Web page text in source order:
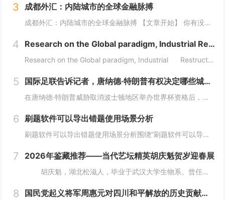
3 成都外汇：内陆城市的全球金融脉搏
成都外汇：内陆城市的全球金融脉搏 【文章开始】 你有没有想过，一个深处中国西南内陆的城市，它的外汇市场到底是怎么玩的？是和上海、深圳那些沿海城市一样吗？还是说，它有自己独特的一套逻辑？今天，咱们就抛开那些复杂的专业术语，像聊天一样，来聊聊...
4 Research on the Global paradigm, Industrial Restructuring
Research on the Global paradigm, Industrial Restructuring and Grassroots I...
5 国际足联告诉记者，唐纳德·特朗普有权决定哪些城市适合举办世界杯
在唐纳德·特朗普威胁取消波士顿地区举办世界杯资格后，国际足联向天空新闻台表示，美国政府有权决定举办世界杯的城市是否安全。美国总统此前声称加州可能被剥夺明年国际足联赛事和 2028 年洛杉矶奥运会的比赛资格，此后，他在白宫加大了对民主党执政城...
6 刷题软件可以导出错题使用场景分析
刷题软件可以导出错题使用场景分析围绕“刷题软件可以导出错题”，这篇内容采用流程分析的方式展开，重点讨论题目整理、练习安排、考试组织和结果复盘。不同用户的使用场景不同，工具选择也应该有不同侧重点。需求判断企业培训更关注题库维护、考试发起、成绩...
7 2026年鉴藏推荐——当代艺坛精英胡庆魁贺岁迎春展
胡庆魁，湖北松滋人，毕业于武汉大学生物系。曾任海南省纪委信息中心主任、《大特区党风》执行主编、《中国纪检监察报》驻海南记者站站长，兼任海南省社科期刊审读。现任海南楚风木石博物...
8 国民党起义将军周惠元对四川和平解放的历史贡献及“成都双流周家将领”在中国正面抗日的历史奉献 暨周道刚将军发展实业救国对近代四川重庆两地经济快速崛起的历史功绩